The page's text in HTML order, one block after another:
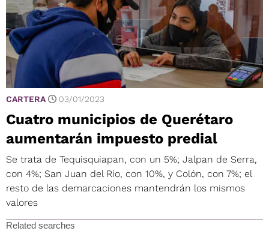
CARTERA 03/01/2023
Cuatro municipios de Querétaro
aumentarán impuesto predial
Se trata de Tequisquiapan, con un 5%; Jalpan de Serra,
con 4%; San Juan del Río, con 10%, y Colón, con 7%; el
resto de las demarcaciones mantendrán los mismos
valores